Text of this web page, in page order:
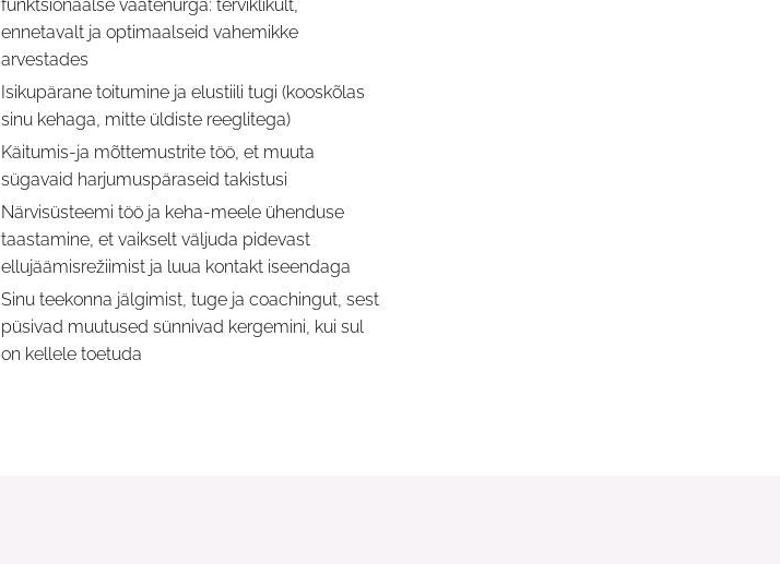
funktsionaalse vaatenurga: terviklikult,
ennetavalt ja optimaalseid vahemikke
arvestades
Isikupärane toitumine ja elustiili tugi (kooskõlas
sinu kehaga, mitte üldiste reeglitega)
Käitumis-ja mõttemustrite töö, et muuta
sügavaid harjumuspäraseid takistusi
Närvisüsteemi töö ja keha-meele ühenduse
taastamine, et vaikselt väljuda pidevast
ellujäämisrežiimist ja luua kontakt iseendaga
Sinu teekonna jälgimist, tuge ja coachingut, sest
püsivad muutused sünnivad kergemini, kui sul
on kellele toetuda